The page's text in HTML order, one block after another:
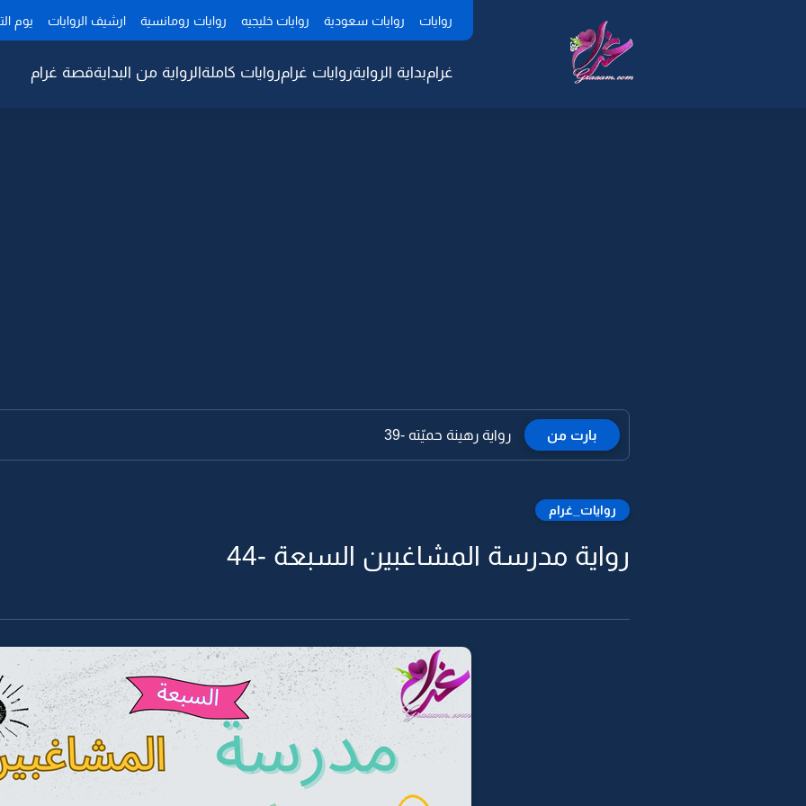
روايات روايات سعودية روايات خليجيه روايات رومانسية ارشيف الروايات يوم
غرامبداية الروايةروايات غرامروايات كاملةالرواية من البدايةقصة غرام
بارت من رواية رهينة حميّته -39
روايات_غرام
رواية مدرسة المشاغبين السبعة -44